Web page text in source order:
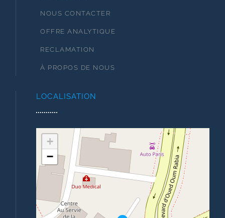
NOUS CONTACTER
OFFRE ANALYTIQUE
RECLAMATION
À PROPOS DE NOUS
LOCALISATION
+
−